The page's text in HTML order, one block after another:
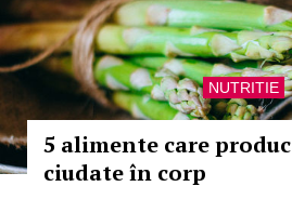
NUTRITIE
5 alimente care
ciudate în corp